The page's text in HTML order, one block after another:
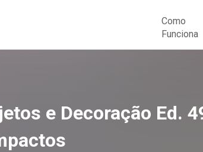
Como
Funciona
e Decoração Ed.